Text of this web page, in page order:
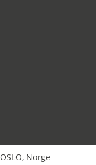
OSLO, Norge